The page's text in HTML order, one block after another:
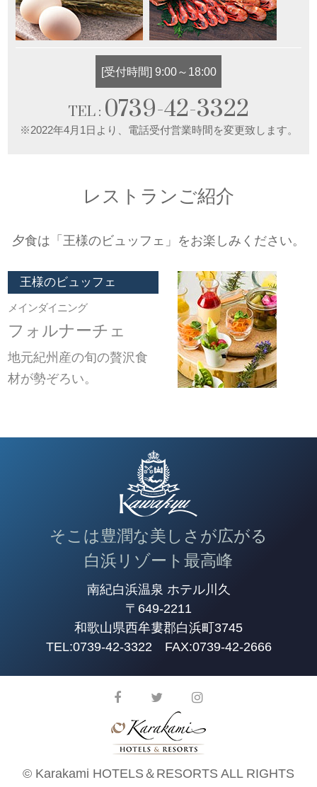
[受付時間] 9:00～18:00
TEL : 0739-42-3322
※2022年4月1日より、電話受付営業時間を変更致します。
レストランご紹介
夕食は「王様のビュッフェ」をお楽しみください。
王様のビュッフェ
メインダイニング
フォルナーチェ
地元紀州産の旬の贅沢食
材が勢ぞろい。
そこは豊潤な美しさが広がる
白浜リゾート最高峰
南紀白浜温泉 ホテル川久
〒649-2211
和歌山県西牟婁郡白浜町3745
TEL:0739-42-3322 FAX:0739-42-2666
© Karakami HOTELS＆RESORTS ALL RIGHTS